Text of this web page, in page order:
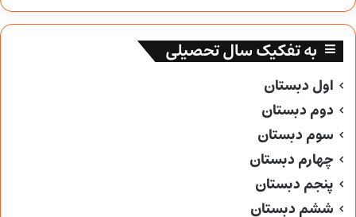
به تفکیک سال تحصیلی
اول دبستان
دوم دبستان
سوم دبستان
چهارم دبستان
پنجم دبستان
ششم دبستان